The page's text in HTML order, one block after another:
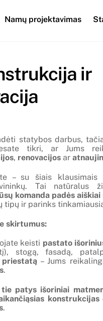
Namų projektavimas
ir
statybos darbus,
tikri, ar Jums
, renovacijos ar
– su šiais klausimais
Tai natūralus
komanda padės
tipų ir parinks
skirtumus:
keisti pastato
stogą, fasadą,
priestatą– Jums
.
tie patys išoriniai
konstrukcijas
.